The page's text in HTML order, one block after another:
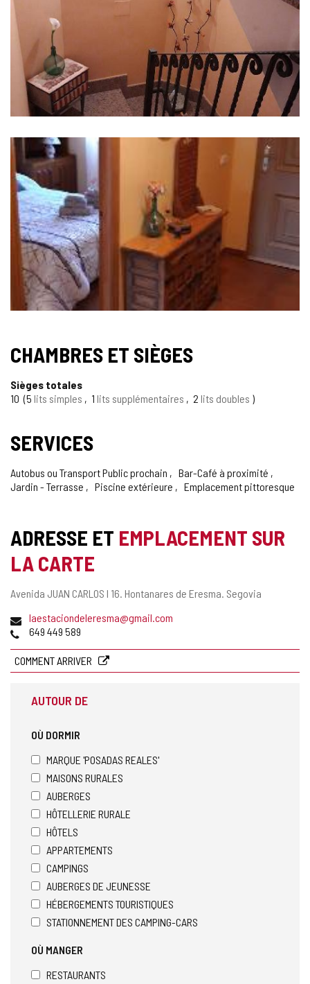
IMAGES
CHAMBRES ET SIÈGES
Sièges totales
10 5 lits simples 1 lits supplémentaires 2 lits doubles
SERVICES
Autobus ou Transport Public prochain
Bar-Café à proximité
Jardin - Terrasse
Piscine extérieure Emplacement pittoresque
ADRESSE ET EMPLACEMENT SUR
LA CARTE
Adresse
Avenida JUAN CARLOS I 16. Hontanares de Eresma. Segovia
Adresse
de
électronique
laestaciondeleresma@gmail.com
Téléphones
649 449 589
COMMENT ARRIVER
AUTOUR DE
OÙ DORMIR
MARQUE 'POSADAS REALES'
MAISONS RURALES
AUBERGES
HÔTELLERIE RURALE
HÔTELS
APPARTEMENTS
CAMPINGS
AUBERGES DE JEUNESSE
HÉBERGEMENTS TOURISTIQUES
STATIONNEMENT DES CAMPING-CARS
OÙ MANGER
RESTAURANTS